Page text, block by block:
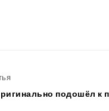
Предыдущая статья
подошёл к